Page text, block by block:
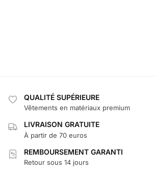
QUALITÉ SUPÉRIEURE
Vêtements en matériaux premium
LIVRAISON GRATUITE
À partir de 70 euros
REMBOURSEMENT GARANTI
Retour sous 14 jours